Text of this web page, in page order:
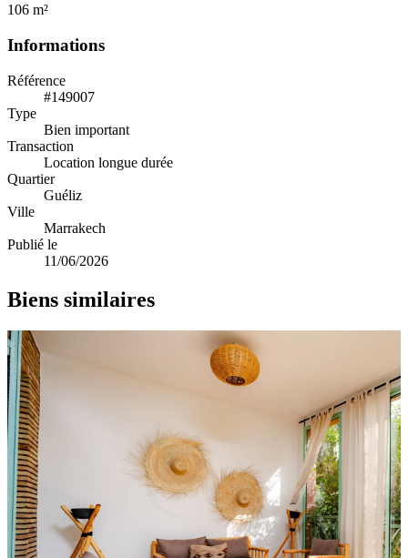
106 m²
Informations
Référence
#149007
Type
Bien important
Transaction
Location longue durée
Quartier
Guéliz
Ville
Marrakech
Publié le
11/06/2026
Biens similaires